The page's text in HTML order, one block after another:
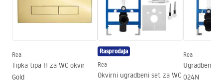
Duljina
495
Širina
370mm
mm
Razmak montažnih vijaka
180mm
Daska uključena
Installation instructions
instrukcja-montażu-misy-wc-video.mp4
Rea
Tipka tipa H za WC okvir
Gold
Rasprodaja
Rea
Okvirni ugradbeni set za WC
Rea
Ugradbeni
024N